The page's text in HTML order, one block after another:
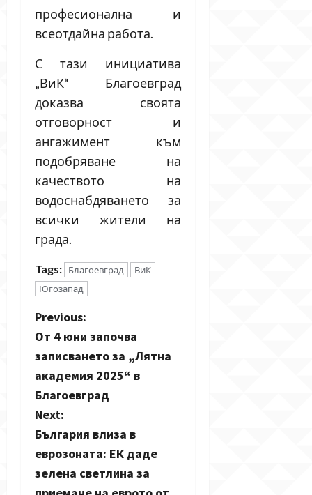
професионална и
всеотдайна работа.
С тази инициатива
„ВиК“ Благоевград
доказва своята
отговорност и
ангажимент към
подобряване на
качеството на
водоснабдяването за
всички жители на
града.
Tags: Благоевград
ВиК
Югозапад
P
o
s
t
n
a
Previous:
От 4 юни започва
записването за „Лятна
академия 2025“ в
Благоевград
Next:
България влиза в
еврозоната: ЕК даде
зелена светлина за